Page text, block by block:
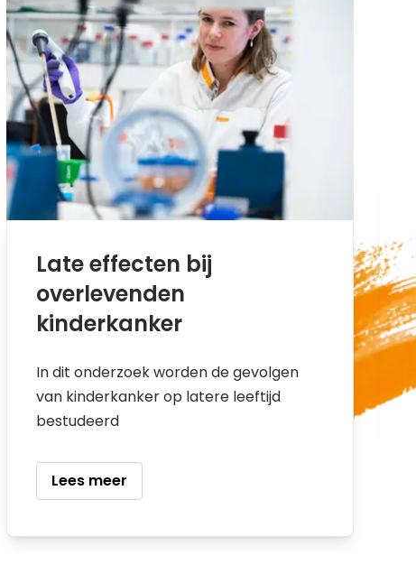
Late effecten bij
overlevenden
kinderkanker
In dit onderzoek worden de gevolgen
van kinderkanker op latere leeftijd
bestudeerd
Lees meer